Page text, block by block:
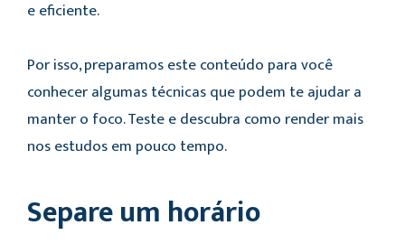
e eficiente.
Por isso, preparamos este conteúdo para você
conhecer algumas técnicas que podem te ajudar a
manter o foco. Teste e descubra como render mais
nos estudos em pouco tempo.
Separe um horário